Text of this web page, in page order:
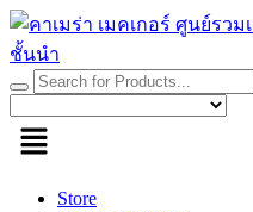
Skip
to
content
Store